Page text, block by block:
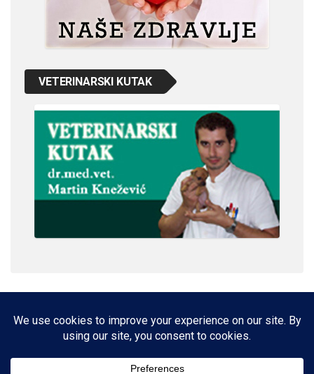
VETERINARSKI KUTAK
IMPRESSUM